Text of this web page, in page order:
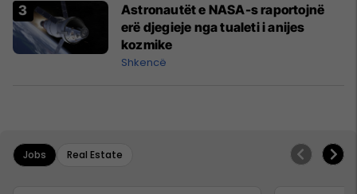
Astronautët e NASA-s raportojnë
erë djegieje nga tualeti i anijes
kozmike
Shkencë
Jobs Real Estate